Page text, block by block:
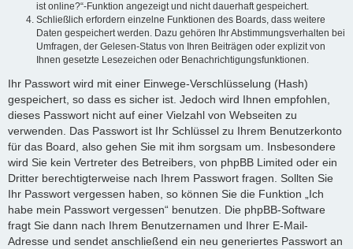
ist online?“-Funktion angezeigt und nicht dauerhaft gespeichert.
Schließlich erfordern einzelne Funktionen des Boards, dass weitere
Daten gespeichert werden. Dazu gehören Ihr Abstimmungsverhalten bei
Umfragen, der Gelesen-Status von Ihren Beiträgen oder explizit von
Ihnen gesetzte Lesezeichen oder Benachrichtigungsfunktionen.
Ihr Passwort wird mit einer Einwege-Verschlüsselung (Hash)
gespeichert, so dass es sicher ist. Jedoch wird Ihnen empfohlen,
dieses Passwort nicht auf einer Vielzahl von Webseiten zu
verwenden. Das Passwort ist Ihr Schlüssel zu Ihrem Benutzerkonto
für das Board, also gehen Sie mit ihm sorgsam um. Insbesondere
wird Sie kein Vertreter des Betreibers, von phpBB Limited oder ein
Dritter berechtigterweise nach Ihrem Passwort fragen. Sollten Sie
Ihr Passwort vergessen haben, so können Sie die Funktion „Ich
habe mein Passwort vergessen“ benutzen. Die phpBB-Software
fragt Sie dann nach Ihrem Benutzernamen und Ihrer E-Mail-
Adresse und sendet anschließend ein neu generiertes Passwort an